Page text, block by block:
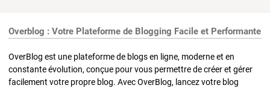
Overblog : Votre Plateforme de Blogging Facile et Performante
OverBlog est une plateforme de blogs en ligne, moderne et en
constante évolution, conçue pour vous permettre de créer et gérer
facilement votre propre blog. Avec OverBlog, lancez votre blog